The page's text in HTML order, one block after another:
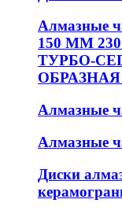
Алмазные
150 ММ
ТУРБО-
Алмазные
Алмазные
Диски